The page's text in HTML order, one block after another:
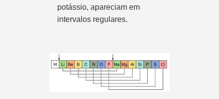
potássio, apareciam em
intervalos regulares.